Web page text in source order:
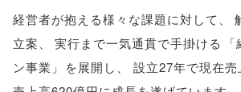
経営者が抱える様々な課題に対して 、
立案、 実行まで一気通貫で手掛ける 「
ン事業 」 を展開し 、 設立27年で現在